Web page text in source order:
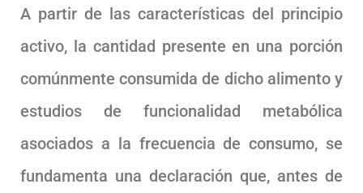
A partir de las características del principio
activo, la cantidad presente en una porción
comúnmente consumida de dicho alimento y
estudios de funcionalidad metabólica
asociados a la frecuencia de consumo, se
fundamenta una declaración que, antes de